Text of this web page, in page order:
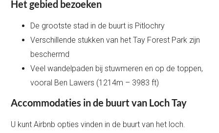
Het gebied bezoeken
De grootste stad in de buurt is Pitlochry
Verschillende stukken van het Tay Forest Park zijn
beschermd
Veel wandelpaden bij stuwmeren en op de toppen,
vooral Ben Lawers (1214m – 3983 ft)
Accommodaties in de buurt van Loch Tay
U kunt Airbnb opties vinden in de buurt van het loch.